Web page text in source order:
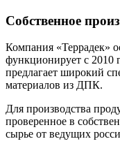
Собственное
Компания «Террадек»
функционирует с 2010
предлагает широкий
материалов из ДПК.
Для производства
проверенное в
сырье от ведущих